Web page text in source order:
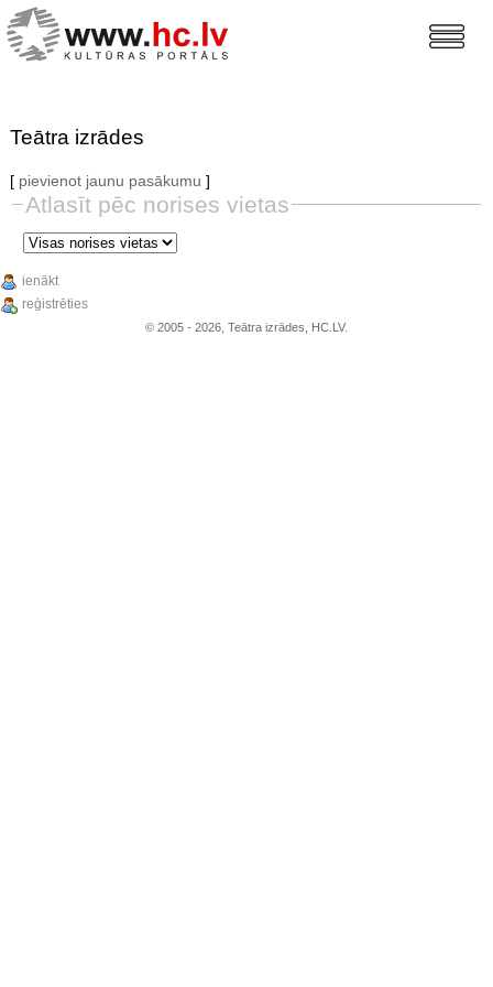
Teātra izrādes
[ pievienot jaunu pasākumu ]
Atlasīt pēc norises vietas
ienākt
reģistrēties
© 2005 - 2026, Teātra izrādes, HC.LV.